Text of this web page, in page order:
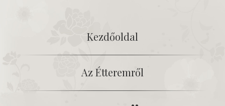
Kezdőoldal
Az Étteremről